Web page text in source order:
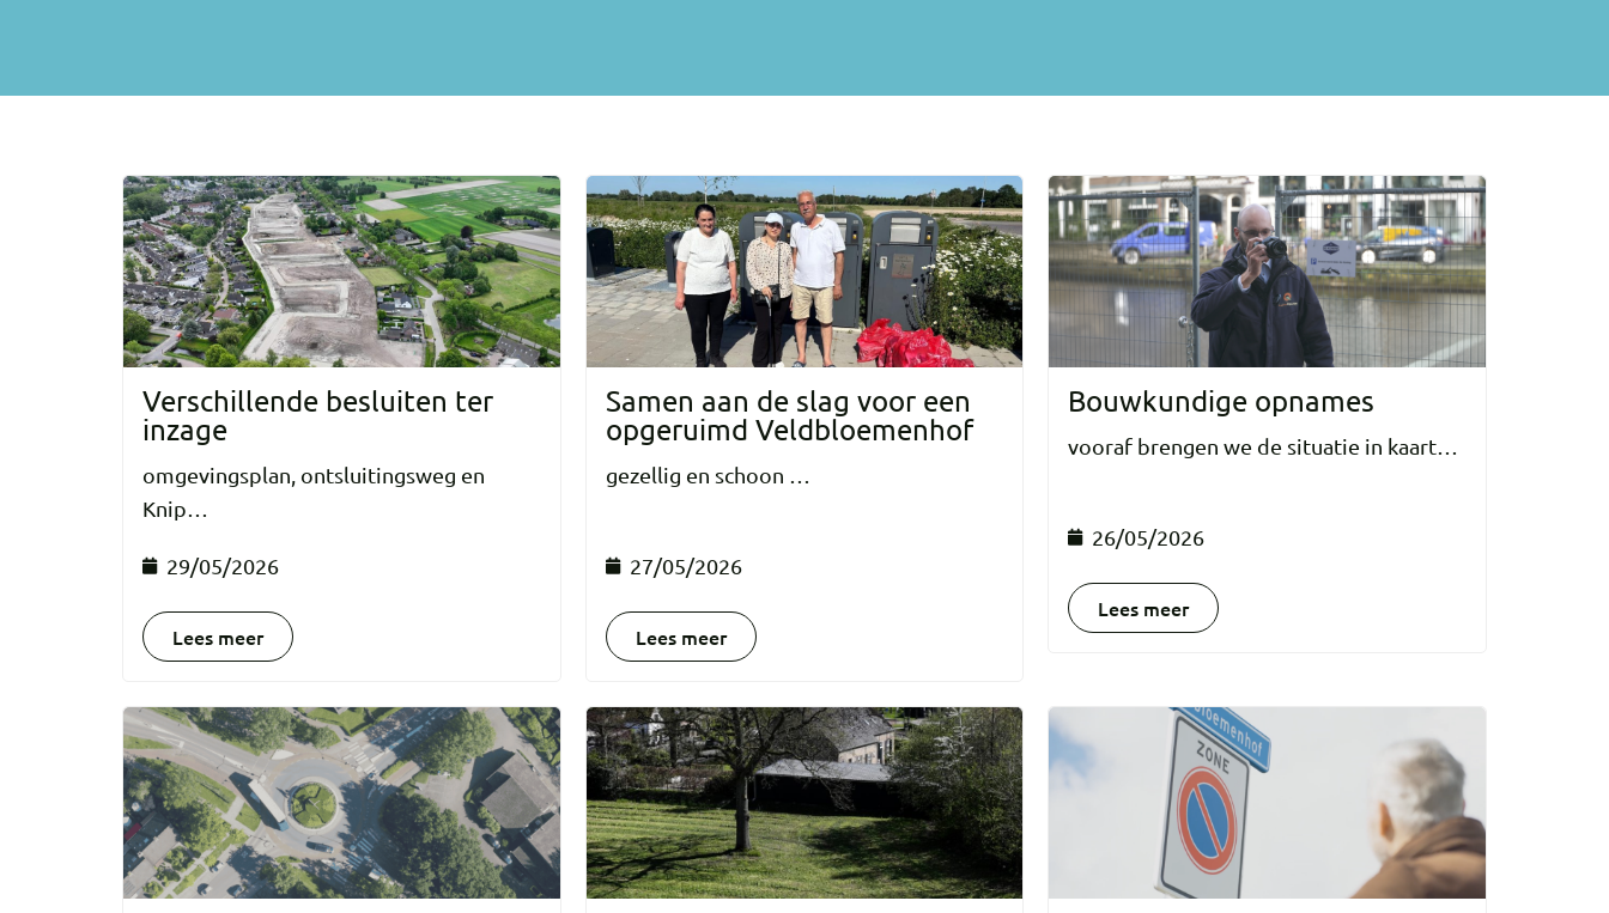
Verschillende besluiten ter
inzage
omgevingsplan, ontsluitingsweg en
Knip…
29/05/2026
Lees meer
Samen aan de slag voor een
opgeruimd Veldbloemenhof
gezellig en schoon …
27/05/2026
Lees meer
Bouwkundige opnames
vooraf brengen we de situatie in kaart…
26/05/2026
Lees meer